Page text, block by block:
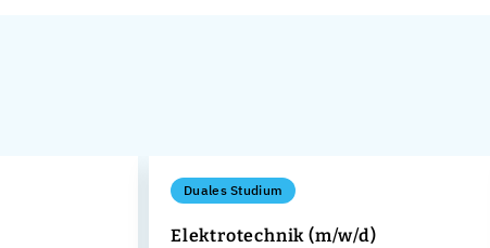
Duales Studium
Elektrotechnik (m/w/d)